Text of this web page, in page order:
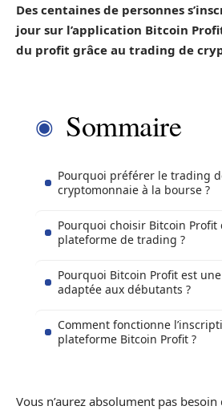
Des centaines de personnes
jour sur l’application Bitcoin
du profit grâce au trading de
Sommaire
Pourquoi préférer le trading
cryptomonnaie à la bourse ?
Pourquoi choisir Bitcoin Profit
plateforme de trading ?
Pourquoi Bitcoin Profit est
adaptée aux débutants ?
Comment fonctionne
plateforme Bitcoin Profit ?
Vous n’aurez absolument pas besoin